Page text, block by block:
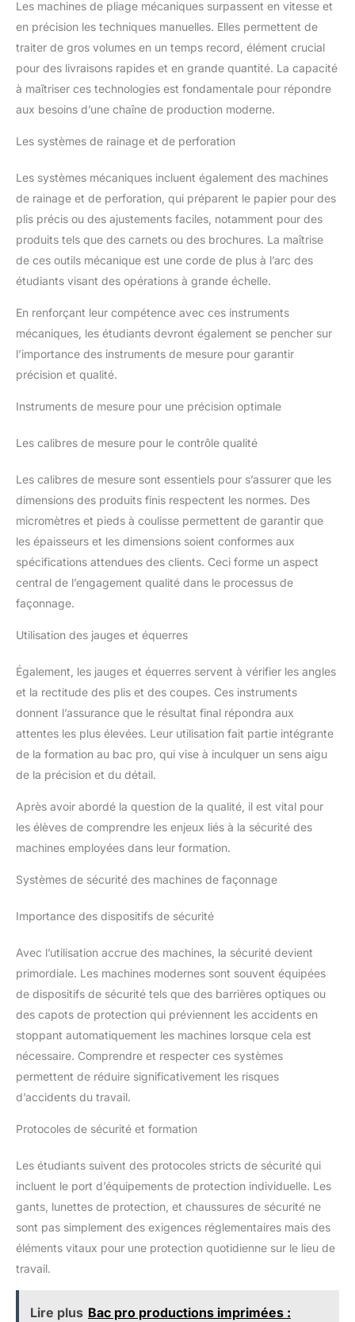
Les machines de pliage mécaniques surpassent en vitesse et
en précision les techniques manuelles. Elles permettent de
traiter de gros volumes en un temps record, élément crucial
pour des livraisons rapides et en grande quantité. La capacité
à maîtriser ces technologies est fondamentale pour répondre
aux besoins d’une chaîne de production moderne.
Les systèmes de rainage et de perforation
Les systèmes mécaniques incluent également des machines
de rainage et de perforation, qui préparent le papier pour des
plis précis ou des ajustements faciles, notamment pour des
produits tels que des carnets ou des brochures. La maîtrise
de ces outils mécanique est une corde de plus à l’arc des
étudiants visant des opérations à grande échelle.
En renforçant leur compétence avec ces instruments
mécaniques, les étudiants devront également se pencher sur
l’importance des instruments de mesure pour garantir
précision et qualité.
Instruments de mesure pour une précision optimale
Les calibres de mesure pour le contrôle qualité
Les calibres de mesure sont essentiels pour s’assurer que les
dimensions des produits finis respectent les normes. Des
micromètres et pieds à coulisse permettent de garantir que
les épaisseurs et les dimensions soient conformes aux
spécifications attendues des clients. Ceci forme un aspect
central de l’engagement qualité dans le processus de
façonnage.
Utilisation des jauges et équerres
Également, les jauges et équerres servent à vérifier les angles
et la rectitude des plis et des coupes. Ces instruments
donnent l’assurance que le résultat final répondra aux
attentes les plus élevées. Leur utilisation fait partie intégrante
de la formation au bac pro, qui vise à inculquer un sens aigu
de la précision et du détail.
Après avoir abordé la question de la qualité, il est vital pour
les élèves de comprendre les enjeux liés à la sécurité des
machines employées dans leur formation.
Systèmes de sécurité des machines de façonnage
Importance des dispositifs de sécurité
Avec l’utilisation accrue des machines, la sécurité devient
primordiale. Les machines modernes sont souvent équipées
de dispositifs de sécurité tels que des barrières optiques ou
des capots de protection qui préviennent les accidents en
stoppant automatiquement les machines lorsque cela est
nécessaire. Comprendre et respecter ces systèmes
permettent de réduire significativement les risques
d’accidents du travail.
Protocoles de sécurité et formation
Les étudiants suivent des protocoles stricts de sécurité qui
incluent le port d’équipements de protection individuelle. Les
gants, lunettes de protection, et chaussures de sécurité ne
sont pas simplement des exigences réglementaires mais des
éléments vitaux pour une protection quotidienne sur le lieu de
travail.
Lire plus Bac pro productions imprimées :